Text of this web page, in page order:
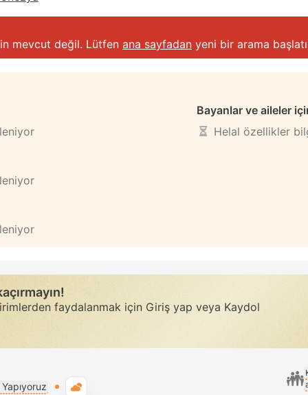
mevcut değil. Lütfen ana sayfadan yeni bir arama
Bayanlar ve aileler
Helal özellikler
faydalanmak için Giriş yap veya Kaydol